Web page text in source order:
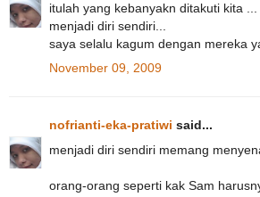
itulah yang kebanyakn ditakuti kita ...
menjadi diri sendiri...
saya selalu kagum dengan mereka
November 09, 2009
nofrianti-eka-pratiwi said...
menjadi diri sendiri memang
orang-orang seperti kak Sam